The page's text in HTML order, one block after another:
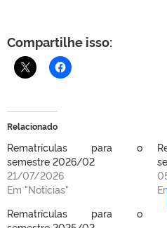
Compartilhe isso:
Relacionado
Rematrículas para o
semestre 2026/02
21/07/2026
Em "Notícias"
Rematrículas para o